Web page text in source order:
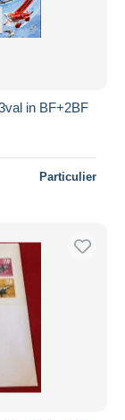
in BF+2BF
Particulier